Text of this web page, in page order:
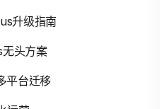
升级指南
头方案
平台迁移